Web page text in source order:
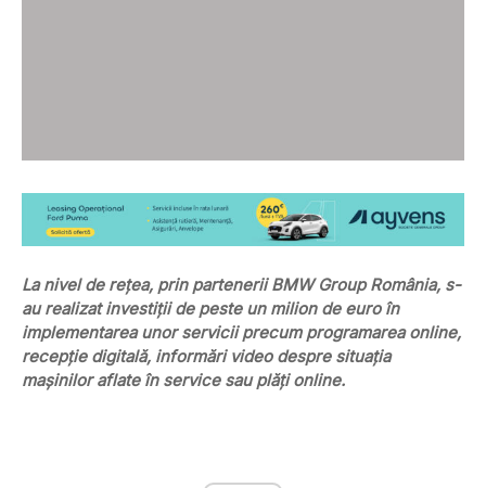
La nivel de rețea, prin partenerii BMW Group România, s-
au realizat investiții de peste un milion de euro în
implementarea unor servicii precum programarea online,
recepție digitală, informări video despre situaţia
maşinilor aflate în service sau plăți online.